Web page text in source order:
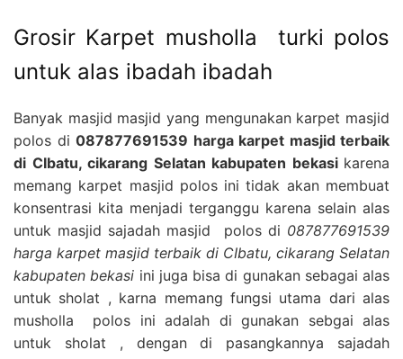
Grosir Karpet musholla turki polos
untuk alas ibadah ibadah
Banyak masjid masjid yang mengunakan karpet masjid
polos di 087877691539 harga karpet masjid terbaik
di CIbatu, cikarang Selatan kabupaten bekasi karena
memang karpet masjid polos ini tidak akan membuat
konsentrasi kita menjadi terganggu karena selain alas
untuk masjid sajadah masjid polos di 087877691539
harga karpet masjid terbaik di CIbatu, cikarang Selatan
kabupaten bekasi ini juga bisa di gunakan sebagai alas
untuk sholat , karna memang fungsi utama dari alas
musholla polos ini adalah di gunakan sebgai alas
untuk sholat , dengan di pasangkannya sajadah